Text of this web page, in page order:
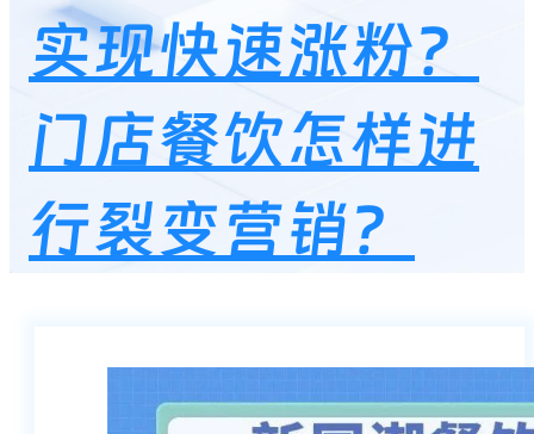
实现快速涨粉？
门店餐饮怎样进
行裂变营销？